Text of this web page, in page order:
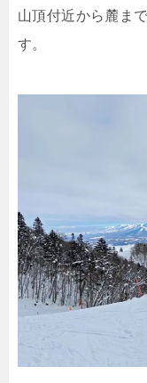
山頂付近から麓ま
す。